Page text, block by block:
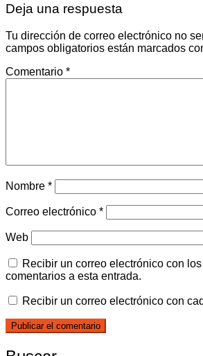
Deja una respuesta
Tu dirección de correo electrónico no
campos obligatorios están marcados
Comentario *
Nombre *
Correo electrónico *
Web
Recibir un correo electrónico con
comentarios a esta entrada.
Recibir un correo electrónico con